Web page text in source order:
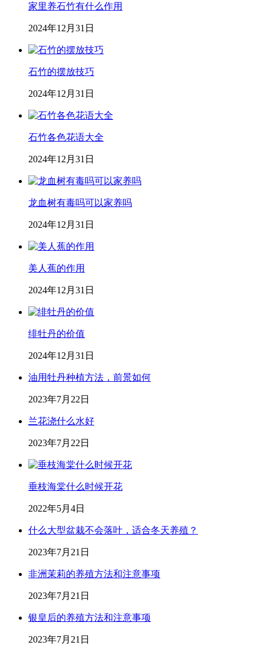
家里养石竹有什么作用
2024年12月31日
石竹的摆放技巧
2024年12月31日
石竹各色花语大全
2024年12月31日
龙血树有毒吗可以家养吗
2024年12月31日
美人蕉的作用
2024年12月31日
绯牡丹的价值
2024年12月31日
油用牡丹种植方法，前景如何
2023年7月22日
兰花浇什么水好
2023年7月22日
垂枝海棠什么时候开花
2022年5月4日
什么大型盆栽不会落叶，适合冬天养殖？
2023年7月21日
非洲茉莉的养殖方法和注意事项
2023年7月21日
银皇后的养殖方法和注意事项
2023年7月21日